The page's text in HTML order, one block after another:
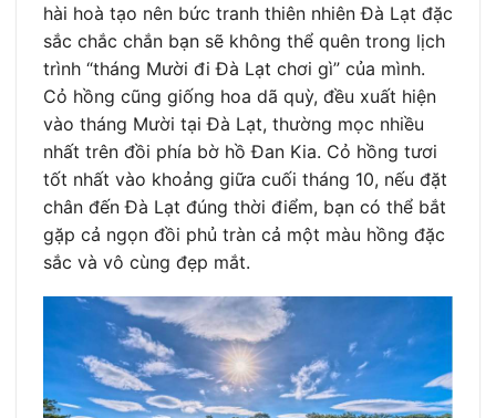
hài hoà tạo nên bức tranh thiên nhiên Đà Lạt đặc
sắc chắc chắn bạn sẽ không thể quên trong lịch
trình “tháng Mười đi Đà Lạt chơi gì” của mình.
Cỏ hồng cũng giống hoa dã quỳ, đều xuất hiện
vào tháng Mười tại Đà Lạt, thường mọc nhiều
nhất trên đồi phía bờ hồ Đan Kia. Cỏ hồng tươi
tốt nhất vào khoảng giữa cuối tháng 10, nếu đặt
chân đến Đà Lạt đúng thời điểm, bạn có thể bắt
gặp cả ngọn đồi phủ tràn cả một màu hồng đặc
sắc và vô cùng đẹp mắt.